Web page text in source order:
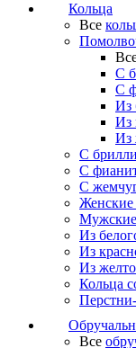
Кольца
Все
С
С
Из
Из
Из
С
С
С
Женские
Мужские
Из
Из
Из
Кольца
Все